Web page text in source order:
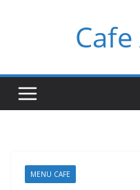
MENU CAFE